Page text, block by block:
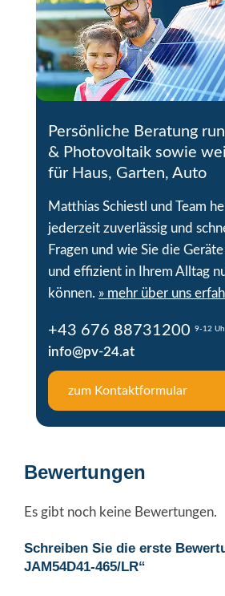
Persönliche Beratung
& Photovoltaik sowie
für Haus, Garten, Auto
Matthias Schiestl und Team
jederzeit zuverlässig und
Fragen und wie Sie die
und effizient in Ihrem Alltag
können. » mehr über uns
+43 676 88731200 9-12
info@pv-24.at
zum Kontaktformular
Bewertungen
Es gibt noch keine Bewertungen.
Schreiben Sie die erste
JAM54D41-465/LR“